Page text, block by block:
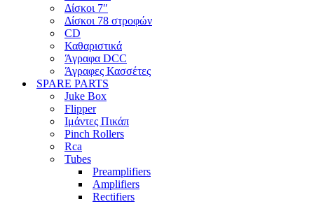
Δίσκοι 7″
Δίσκοι 78 στροφών
CD
Καθαριστικά
Άγραφα DCC
Άγραφες Κασσέτες
SPARE PARTS
Juke Box
Flipper
Ιμάντες Πικάπ
Pinch Rollers
Rca
Tubes
Preamplifiers
Amplifiers
Rectifiers